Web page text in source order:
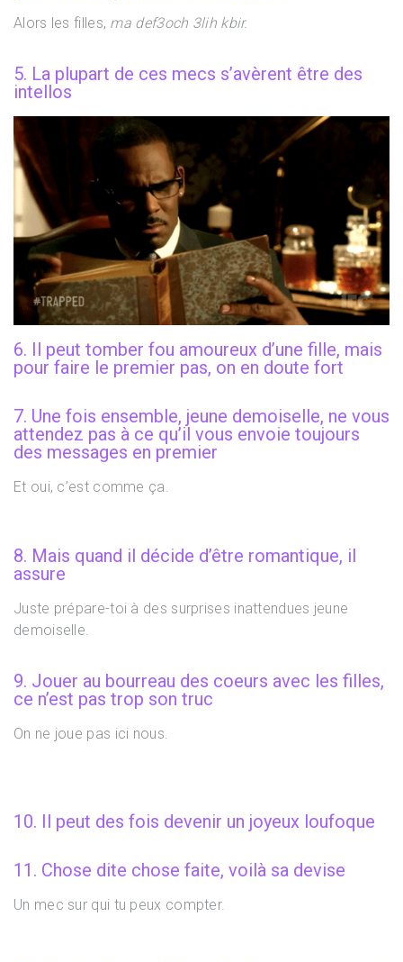
Alors les filles, ma def3och 3lih kbir.
5. La plupart de ces mecs s’avèrent être des
intellos
6. Il peut tomber fou amoureux d’une fille, mais
pour faire le premier pas, on en doute fort
7. Une fois ensemble, jeune demoiselle, ne vous
attendez pas à ce qu’il vous envoie toujours
des messages en premier
Et oui, c’est comme ça.
8. Mais quand il décide d’être romantique, il
assure
Juste prépare-toi à des surprises inattendues jeune
demoiselle.
9. Jouer au bourreau des coeurs avec les filles,
ce n’est pas trop son truc
On ne joue pas ici nous.
10. Il peut des fois devenir un joyeux loufoque
11. Chose dite chose faite, voilà sa devise
Un mec sur qui tu peux compter.